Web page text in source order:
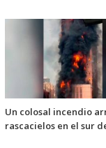
Un colosal incendio
rascacielos en el sur